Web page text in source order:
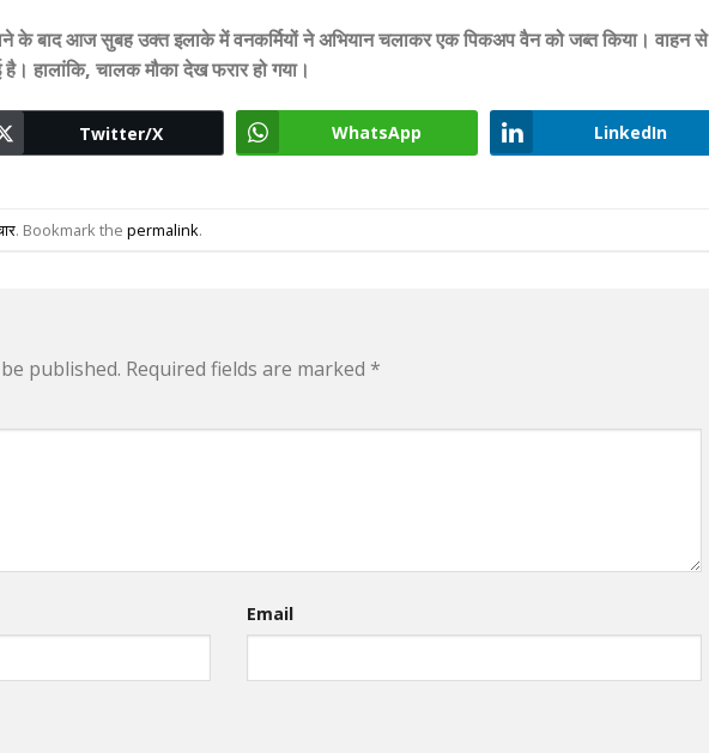
के बाद आज सुबह उक्त इलाके में वनकर्मियों ने अभियान चलाकर एक पिकअप वैन को जब्त किया। वाहन से
हालांकि, चालक मौका देख फरार हो गया।
Twitter/X WhatsApp LinkedIn
. Bookmark the permalink.
published. Required fields are marked *
Email